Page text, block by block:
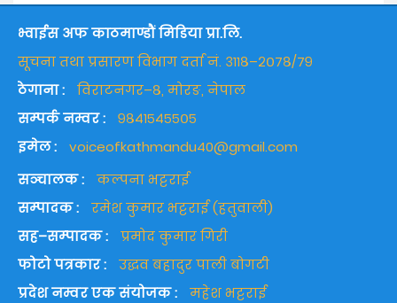
भ्वाईस अफ काठमाण्डौं मिडिया प्रा.लि.
सूचना तथा प्रसारण विभाग दर्ता नं. ३११८–२०७८/७९
ठेगाना :
विराटनगर–८, मोरङ, नेपाल
सम्पर्क नम्वर :
९८४१५४५५०५
इमेल :
voiceofkathmandu40@gmail.com
सञ्चालक :
कल्पना भट्टराई
सम्पादक :
रमेश कुमार भट्टराई (हतुवाली)
सह–सम्पादक :
प्रमोद कुमार गिरी
फोटो पत्रकार :
उद्धव बहादुर पाली बोगटी
प्रदेश नम्वर एक संयोजक :
महेश भट्टराई